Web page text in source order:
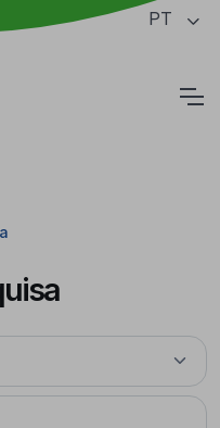
página PT